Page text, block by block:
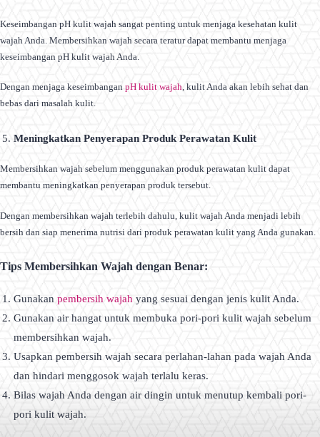
Keseimbangan pH kulit wajah sangat penting untuk menjaga kesehatan kulit
wajah Anda. Membersihkan wajah secara teratur dapat membantu menjaga
keseimbangan pH kulit wajah Anda.
Dengan menjaga keseimbangan pH kulit wajah, kulit Anda akan lebih sehat dan
bebas dari masalah kulit.
Meningkatkan Penyerapan Produk Perawatan Kulit
Membersihkan wajah sebelum menggunakan produk perawatan kulit dapat
membantu meningkatkan penyerapan produk tersebut.
Dengan membersihkan wajah terlebih dahulu, kulit wajah Anda menjadi lebih
bersih dan siap menerima nutrisi dari produk perawatan kulit yang Anda gunakan.
Tips Membersihkan Wajah dengan Benar:
Gunakanpembersih wajah yang sesuai dengan jenis kulit Anda.
Gunakan air hangat untuk membuka pori-pori kulit wajah sebelum
membersihkan wajah.
Usapkan pembersih wajah secara perlahan-lahan pada wajah Anda
dan hindari menggosok wajah terlalu keras.
Bilas wajah Anda dengan air dingin untuk menutup kembali pori-
pori kulit wajah.